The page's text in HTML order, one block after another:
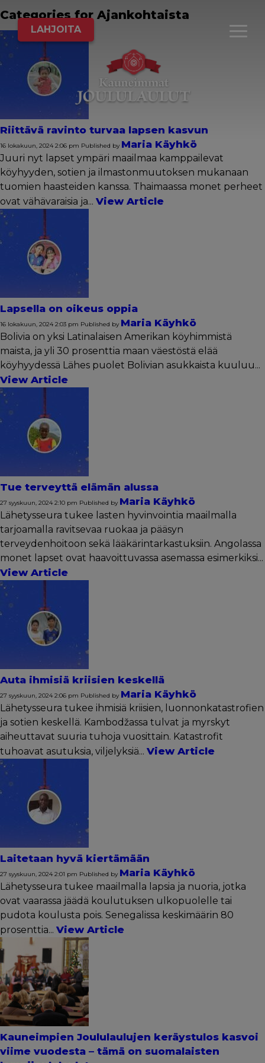
LAHJOITA
Categories for Ajankohtaista
Riittävä ravinto turvaa lapsen kasvun
16 lokakuun, 2024 2:06 pm Published by Maria Käyhkö
Juuri nyt lapset ympäri maailmaa kamppailevat
köyhyyden, sotien ja ilmastonmuutoksen mukanaan
tuomien haasteiden kanssa. Thaimaassa monet perheet
ovat vähävaraisia ja... View Article
Lapsella on oikeus oppia
16 lokakuun, 2024 2:03 pm Published by Maria Käyhkö
Bolivia on yksi Latinalaisen Amerikan köyhimmistä
maista, ja yli 30 prosenttia maan väestöstä elää
köyhyydessä Lähes puolet Bolivian asukkaista kuuluu...
View Article
Tue terveyttä elämän alussa
27 syyskuun, 2024 2:10 pm Published by Maria Käyhkö
Lähetysseura tukee lasten hyvinvointia maailmalla
tarjoamalla ravitsevaa ruokaa ja pääsyn
terveydenhoitoon sekä lääkärintarkastuksiin. Angolassa
monet lapset ovat haavoittuvassa asemassa esimerkiksi...
View Article
Auta ihmisiä kriisien keskellä
27 syyskuun, 2024 2:06 pm Published by Maria Käyhkö
Lähetysseura tukee ihmisiä kriisien, luonnonkatastrofien
ja sotien keskellä. Kambodžassa tulvat ja myrskyt
aiheuttavat suuria tuhoja vuosittain. Katastrofit
tuhoavat asutuksia, viljelyksiä... View Article
Laitetaan hyvä kiertämään
27 syyskuun, 2024 2:01 pm Published by Maria Käyhkö
Lähetysseura tukee maailmalla lapsia ja nuoria, jotka
ovat vaarassa jäädä koulutuksen ulkopuolelle tai
pudota koulusta pois. Senegalissa keskimäärin 80
prosenttia... View Article
Kauneimpien Joululaulujen keräystulos kasvoi
viime vuodesta – tämä on suomalaisten